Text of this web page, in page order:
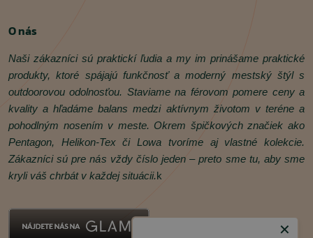
O nás
Naši zákazníci sú praktickí ľudia a my im prinášame praktické
produkty, ktoré spájajú funkčnosť a moderný mestský štýl s
outdoorovou odolnosťou. Staviame na férovom pomere ceny a
kvality a hľadáme balans medzi aktívnym životom v teréne a
pohodlným nosením v meste. Okrem špičkových značiek ako
Pentagon, Helikon‑Tex či Lowa tvoríme aj vlastné kolekcie.
Zákazníci sú pre nás vždy číslo jeden – preto sme tu, aby sme
kryli váš chrbát v každej situácii.k
✕